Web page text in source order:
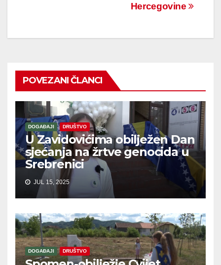
Hercegovine
POVEZANI ČLANCI
DOGAĐAJI DRUŠTVO
U Zavidovićima obilježen Dan
sjećanja na žrtve genocida u
Srebrenici
JUL 15, 2025
DOGAĐAJI DRUŠTVO